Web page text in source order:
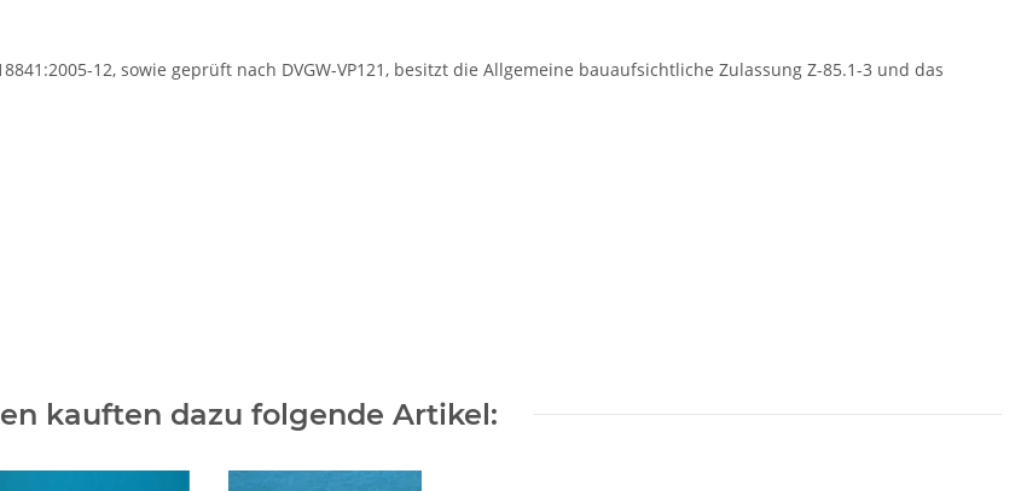
12, sowie geprüft nach DVGW-VP121, besitzt die Allgemeine bauaufsichtliche Zulassung Z-85.1-3 und das
kauften dazu folgende Artikel: